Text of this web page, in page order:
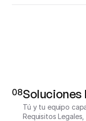
08Soluciones
Tú y tu equipo
Requisitos